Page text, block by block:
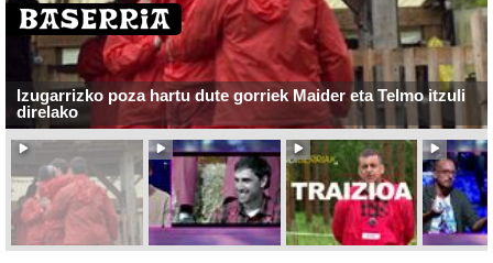
Izugarrizko poza hartu dute gorriek Maider eta Telmo itzuli
direlako